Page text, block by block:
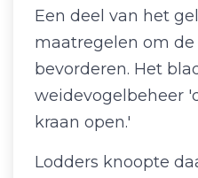
Een deel van het
maatregelen om
bevorderen. Het
weidevogelbeheer
kraan open.'
Lodders knoopte